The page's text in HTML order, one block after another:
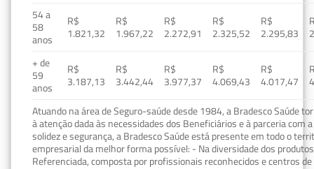
54 a
58
anos
R$
1.821,32
R$
1.967,22
R$
2.272,91
R$
2.325,52
R$
2.295,83
+ de
59
anos
R$
3.187,13
R$
3.442,44
R$
3.977,37
R$
4.069,43
R$
4.017,47
Atuando na área de Seguro-saúde desde 1984, a Bradesco Saúde
à atenção dada às necessidades dos Beneficiários e à parceria com
solidez e segurança, a Bradesco Saúde está presente em todo o
empresarial da melhor forma possível: - Na diversidade dos
Referenciada, composta por profissionais reconhecidos e centros